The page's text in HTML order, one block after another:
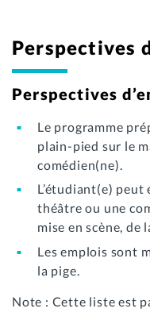
Perspectives
Perspectives
Le programme
plain-pied sur le
comédien(ne).
L’étudiant(e)
théâtre ou une
mise en scène, de
Les emplois sont
la pige.
Note : Cette liste est